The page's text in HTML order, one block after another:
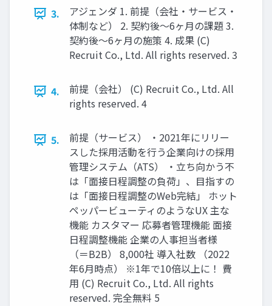
3.
アジェンダ 1. 前提（会社・サービス・
体制など） 2. 契約後〜6ヶ月の課題 3.
契約後〜6ヶ月の施策 4. 成果 (C)
Recruit Co., Ltd. All rights reserved. 3
4.
前提（会社） (C) Recruit Co., Ltd. All
rights reserved. 4
5.
前提（サービス） ・2021年にリリー
スした採用活動を行う企業向けの採用
管理システム（ATS） ・立ち向かう不
は「面接日程調整の負荷」、目指すの
は「面接日程調整のWeb完結」 ホット
ペッパービューティのようなUX 主な
機能 カスタマー 応募者管理機能 面接
日程調整機能 企業の人事担当者様
（＝B2B） 8,000社 導入社数 （2022
年6月時点） ※1年で10倍以上に！ 費
用 (C) Recruit Co., Ltd. All rights
reserved. 完全無料 5